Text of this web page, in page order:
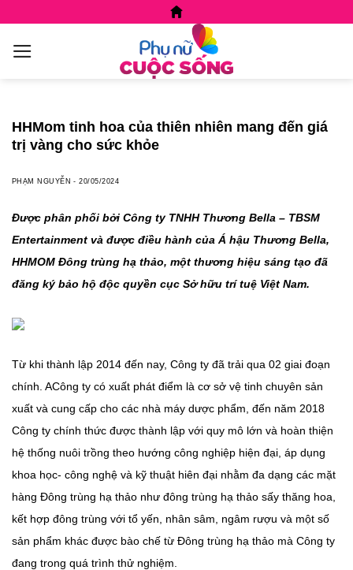
content
HHMom tinh hoa của thiên nhiên mang đến giá
trị vàng cho sức khỏe
PHẠM NGUYỄN -20/05/2024
Được phân phối bởi Công ty TNHH Thương Bella – TBSM
Entertainment và được điều hành của Á hậu Thương Bella,
HHMOM Đông trùng hạ thảo, một thương hiệu sáng tạo đã
đăng ký bảo hộ độc quyền cục Sở hữu trí tuệ Việt Nam.
Từ khi thành lập 2014 đến nay, Công ty đã trải qua 02 giai đoạn
chính. ACông ty có xuất phát điểm là cơ sở vệ tinh chuyên sản
xuất và cung cấp cho các nhà máy dược phẩm, đến năm 2018
Công ty chính thức được thành lập với quy mô lớn và hoàn thiện
hệ thống nuôi trồng theo hướng công nghiệp hiện đại, áp dụng
khoa học- công nghệ và kỹ thuật hiên đại nhằm đa dạng các mặt
hàng Đông trùng hạ thảo như đông trùng hạ thảo sấy thăng hoa,
kết hợp đông trùng với tổ yến, nhân sâm, ngâm rượu và một số
sản phẩm khác được bào chế từ Đông trùng hạ thảo mà Công ty
đang trong quá trình thử nghiệm.